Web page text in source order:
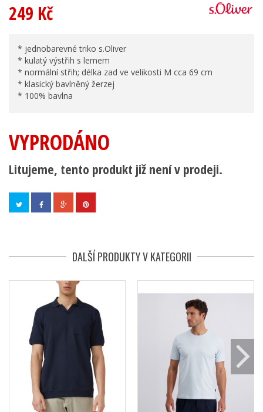
249 Kč
* jednobarevné triko s.Oliver
* kulatý výstřih s lemem
* normální střih; délka zad ve velikosti M cca 69 cm
* klasický bavlněný žerzej
* 100% bavlna
VYPRODÁNO
Litujeme, tento produkt již není v prodeji.
DALŠÍ PRODUKTY V KATEGORII